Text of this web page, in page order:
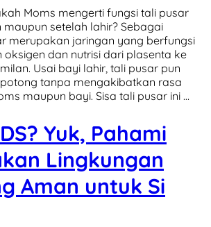
Moms mengerti fungsi tali pusar
setelah lahir? Sebagai
merupakan jaringan yang berfungsi
dan nutrisi dari plasenta ke
Usai bayi lahir, tali pusar pun
tanpa mengakibatkan rasa
maupun bayi. Sisa tali pusar ini …
Yuk, Pahami
Lingkungan
Aman untuk Si